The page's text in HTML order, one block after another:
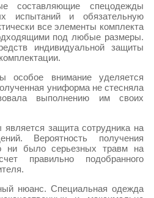
составляющие спецодежды
испытаний и обязательную
все элементы комплекта
под любые размеры.
индивидуальной защиты
особое внимание уделяется
униформа не стесняла
выполнению им своих
защита сотрудника на
Вероятность получения
ни было серьезных травм на
правильно подобранного
нюанс. Специальная одежда